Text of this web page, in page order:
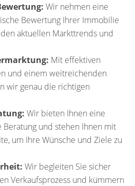
Wir nehmen eine
Bewertung Ihrer Immobilie
aktuellen Markttrends und
Mit effektiven
und einem weitreichenden
wir genau die richtigen
Wir bieten Ihnen eine
Beratung und stehen Ihnen mit
um Ihre Wünsche und Ziele zu
Wir begleiten Sie sicher
Verkaufsprozess und kümmern